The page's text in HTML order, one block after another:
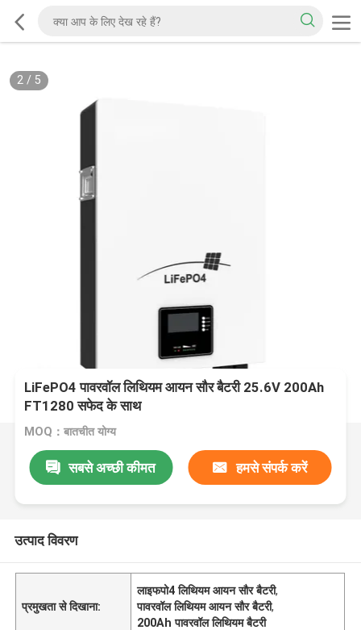
2/ 5
LiFePO4 पावरवॉल लिथियम आयन सौर बैटरी 25.6V 200Ah
FT1280 सफेद के साथ
MOQ：बातचीत योग्य
सबसे अच्छी कीमत हमसे संपर्क करें
उत्पाद विवरण
प्रमुखता से दिखाना:
लाइफपो4 लिथियम आयन सौर बैटरी,
पावरवॉल लिथियम आयन सौर बैटरी,
200Ah पावरवॉल लिथियम बैटरी